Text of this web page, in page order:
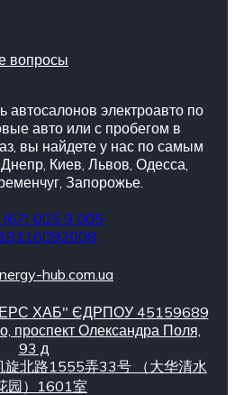
вопросы
автосалонов электроавто по
авто или с пробегом в
вы найдете у нас по самым
Киев, Львов, Одесса,
Запорожье.
005 9 005
hub.com.ua
ХАБ" ЄДРПОУ 45159689
проспект Олександра Поля,
93 д
旋北路1555弄33号 （大华清水
园）1601室